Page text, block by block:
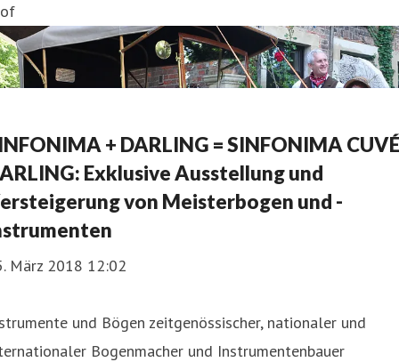
+ DARLING = SINFONIMA
Exklusive Ausstellung und
von Meisterbogen und -
März 2018 12:02
und Bögen zeitgenössischer, nationaler und
Bogenmacher und Instrumentenbauer